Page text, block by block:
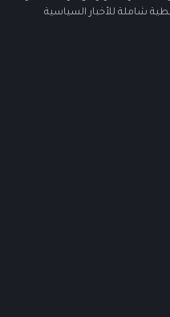
شاملة للأخبار السياسية